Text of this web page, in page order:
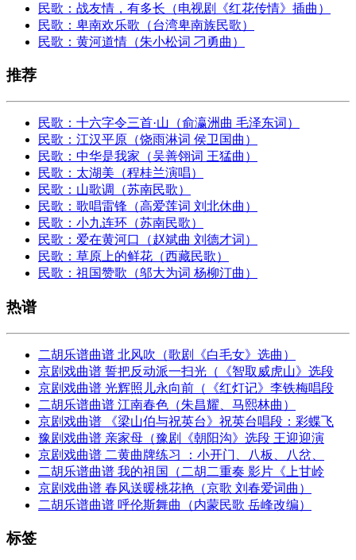
民歌：战友情，有多长（电视剧《红花传情》插曲）
民歌：卑南欢乐歌（台湾卑南族民歌）
民歌：黄河道情（朱小松词 刁勇曲）
推荐
民歌：十六字令三首·山（俞瀛洲曲 毛泽东词）
民歌：江汉平原（饶雨淋词 侯卫国曲）
民歌：中华是我家（吴善翎词 王猛曲）
民歌：太湖美（程桂兰演唱）
民歌：山歌调（苏南民歌）
民歌：歌唱雷锋（高爱莲词 刘北休曲）
民歌：小九连环（苏南民歌）
民歌：爱在黄河口（赵斌曲 刘德才词）
民歌：草原上的鲜花（西藏民歌）
民歌：祖国赞歌（邬大为词 杨柳汀曲）
热谱
二胡乐谱曲谱 北风吹（歌剧《白毛女》选曲）
京剧戏曲谱 誓把反动派一扫光（《智取威虎山》选段
京剧戏曲谱 光辉照儿永向前（《红灯记》李铁梅唱段
二胡乐谱曲谱 江南春色（朱昌耀、马熙林曲）
京剧戏曲谱 《梁山伯与祝英台》祝英台唱段：彩蝶飞
豫剧戏曲谱 亲家母（豫剧《朝阳沟》选段 王迎迎演
京剧戏曲谱 二黄曲牌练习 ：小开门、八板、八岔、
二胡乐谱曲谱 我的祖国（二胡二重奏 影片《上甘岭
京剧戏曲谱 春风送暖桃花艳（京歌 刘春爱词曲）
二胡乐谱曲谱 呼伦斯舞曲（内蒙民歌 岳峰改编）
标签